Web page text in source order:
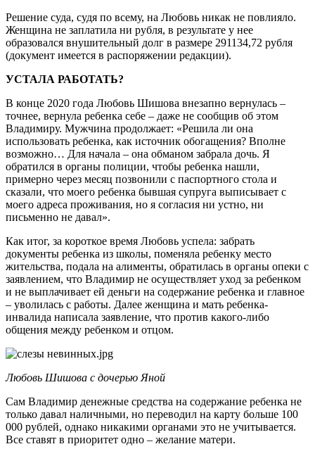
Решение суда, судя по всему, на Любовь никак не повлияло.
Женщина не заплатила ни рубля, в результате у нее
образовался внушительный долг в размере 291134,72 рубля
(документ имеется в распоряжении редакции).
УСТАЛА РАБОТАТЬ?
В конце 2020 года Любовь Шишова внезапно вернулась –
точнее, вернула ребенка себе – даже не сообщив об этом
Владимиру. Мужчина продолжает: «Решила ли она
использовать ребенка, как источник обогащения? Вполне
возможно… Для начала – она обманом забрала дочь. Я
обратился в органы полиции, чтобы ребенка нашли,
примерно через месяц позвонили с паспортного стола и
сказали, что моего ребенка бывшая супруга выписывает с
моего адреса проживания, но я согласия ни устно, ни
письменно не давал».
Как итог, за короткое время Любовь успела: забрать
документы ребенка из школы, поменяла ребенку место
жительства, подала на алименты, обратилась в органы опеки с
заявлением, что Владимир не осуществляет уход за ребенком
и не выплачивает ей деньги на содержание ребенка и главное
– уволилась с работы. Далее женщина и мать ребенка-
инвалида написала заявление, что против какого-либо
общения между ребенком и отцом.
Любовь Шишова с дочерью Яной
Сам Владимир денежные средства на содержание ребенка не
только давал наличными, но переводил на карту больше 100
000 рублей, однако никакими органами это не учитывается.
Все ставят в приоритет одно – желание матери.